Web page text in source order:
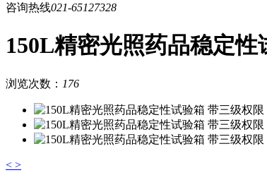
咨询热线021-65127328
150L精密光照药品稳定
浏览次数： 176
< >